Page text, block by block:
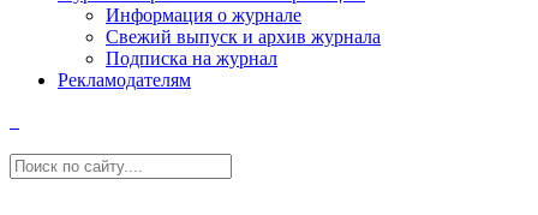
Информация о журнале
Свежий выпуск и архив журнала
Подписка на журнал
Рекламодателям